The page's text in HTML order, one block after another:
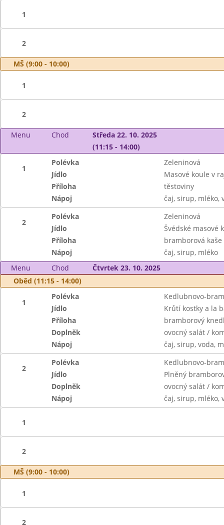
1
2
MŠ (9:00 - 10:00)
1
2
Menu Chod
Středa 22. 10. 2025
(11:15 - 14:00)
1
Polévka
Zeleninová
Jídlo
Masové koule v
Příloha
těstoviny
Nápoj
čaj, sirup, mléko,
2
Polévka
Zeleninová
Jídlo
Švédské masové
Příloha
bramborová
Nápoj
čaj, sirup, mléko
Menu
Chod
Čtvrtek 23. 10. 2025
Oběd (11:15 - 14:00)
1
Polévka
Kedlubnovo-
Jídlo
Krůtí kostky a la
Příloha
bramborový
Doplněk
ovocný salát /
Nápoj
čaj, sirup, voda,
2
Polévka
Kedlubnovo-
Jídlo
Plněný
Doplněk
ovocný salát /
Nápoj
čaj, sirup, mléko,
1
2
MŠ (9:00 - 10:00)
1
2